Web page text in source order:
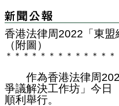
香港法律周2022「東
（附圖）
＊ ＊ ＊ ＊ ＊ ＊ ＊ ＊ ＊ ＊ ＊ ＊ ＊
作為香港法律周
爭議解決工作坊」今日
順利舉行。